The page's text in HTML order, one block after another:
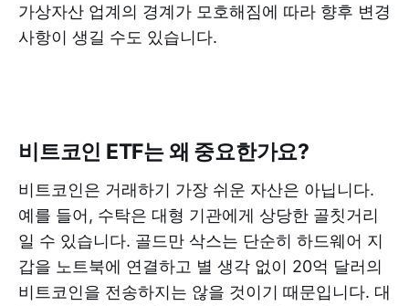
가상자산 업계의 경계가 모호해짐에 따라 향후 변경
사항이 생길 수도 있습니다.
비트코인 ETF는 왜 중요한가요?
비트코인은 거래하기 가장 쉬운 자산은 아닙니다.
예를 들어, 수탁은 대형 기관에게 상당한 골칫거리
일 수 있습니다. 골드만 삭스는 단순히 하드웨어 지
갑을 노트북에 연결하고 별 생각 없이 20억 달러의
비트코인을 전송하지는 않을 것이기 때문입니다. 대